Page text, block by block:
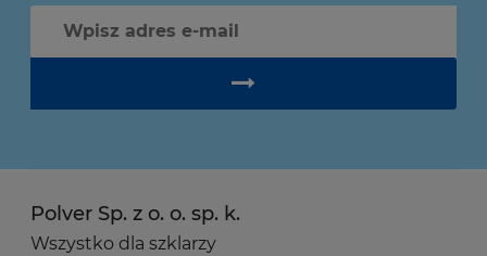
Polver Sp. z o. o. sp. k.
Wszystko dla szklarzy